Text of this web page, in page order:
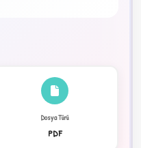
Dosya Türü
PDF